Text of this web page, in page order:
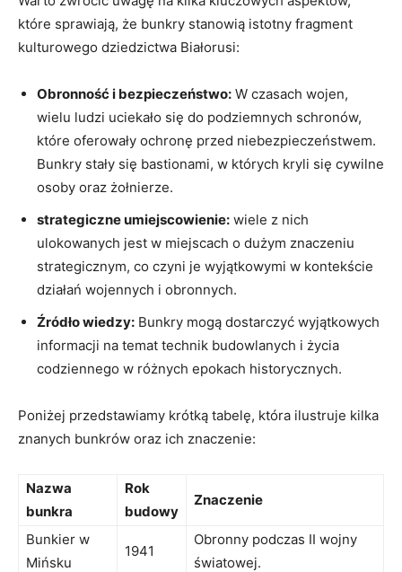
które‌ sprawiają, że bunkry stanowią istotny fragment
kulturowego dziedzictwa Białorusi:
Obronność ​i bezpieczeństwo: W czasach⁣ wojen,
wielu ludzi⁣ uciekało się do⁤ podziemnych ⁤schronów,
które oferowały ochronę przed niebezpieczeństwem.⁣
Bunkry stały się ‍bastionami, w których kryli się cywilne
osoby oraz żołnierze.
strategiczne umiejscowienie: wiele z ⁤nich⁤
ulokowanych jest w miejscach o dużym znaczeniu
strategicznym, ​co czyni je wyjątkowymi w kontekście
działań wojennych ⁤i‍ obronnych.
Źródło‍ wiedzy: ⁤Bunkry⁢ mogą‍ dostarczyć wyjątkowych
informacji na temat technik budowlanych i życia
codziennego w różnych ⁣epokach historycznych.
Poniżej przedstawiamy krótką tabelę, która ilustruje kilka
‌znanych bunkrów oraz ⁢ich znaczenie:
Nazwa
bunkra
Rok
budowy
Znaczenie
Bunkier w
Mińsku
1941
Obronny podczas II ⁣wojny
światowej.